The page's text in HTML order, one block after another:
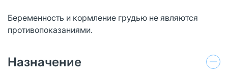
Беременность и кормление грудью не являются
противопоказаниями.
Назначение